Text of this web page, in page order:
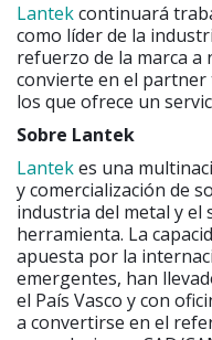
Lantekcontinuará
como líder de la
refuerzo de la marca a
convierte en el partner
los que ofrece un
Sobre Lantek
Lantekes una
y comercialización de
industria del metal y el
herramienta. La
apuesta por la
emergentes, han
el País Vasco y con
a convertirse en el